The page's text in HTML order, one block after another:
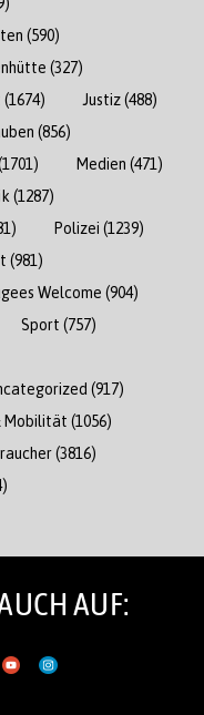
(590)
(327)
(1674) Justiz(488)
(856)
Medien (471)
(1287)
Polizei (1239)
(981)
Welcome (904)
Sport (757)
(917)
Mobilität (1056)
(3816)
AUF: